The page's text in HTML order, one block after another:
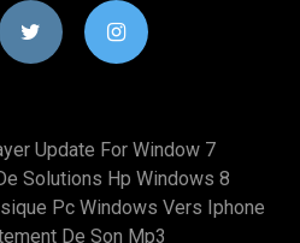
Update For Window 7
Solutions Hp Windows 8
Pc Windows Vers Iphone
De Son Mp3